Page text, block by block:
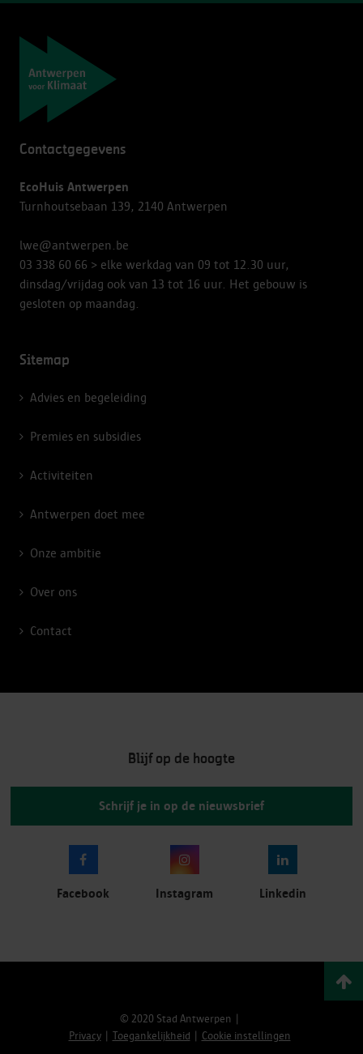
Contactgegevens
EcoHuis Antwerpen
Turnhoutsebaan 139, 2140 Antwerpen
lwe@antwerpen.be
03 338 60 66 > elke werkdag van 09 tot 12.30 uur,
dinsdag/vrijdag ook van 13 tot 16 uur. Het gebouw is
gesloten op maandag.
Navigatie
Sitemap
Advies en begeleiding
Premies en subsidies
Activiteiten
Antwerpen doet mee
Onze ambitie
Over ons
Contact
Blijf op de hoogte
Schrijf je in op de nieuwsbrief
Facebook Instagram Linkedin
© 2020 Stad Antwerpen
Privacy
Toegankelijkheid Cookie instellingen